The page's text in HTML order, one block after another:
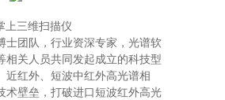
士团队，行业资深专家，光谱软
相关人员共同发起成立的科技型
近红外、短波中红外高光谱相
术壁垒，打破进口短波红外高光